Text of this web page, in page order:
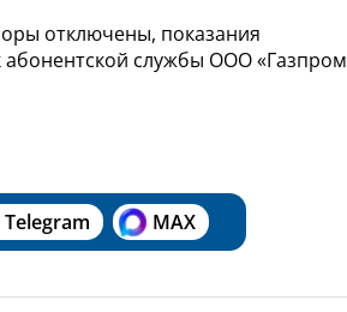
отключены, показания
абонентской службы ООО «Газпром
Telegram MAX